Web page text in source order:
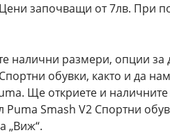
Цени започващи от 7лв. При
налични размери, опции за
обувки, както и да
Ще откриете и
Puma Smash V2 Спортни
„Виж“.